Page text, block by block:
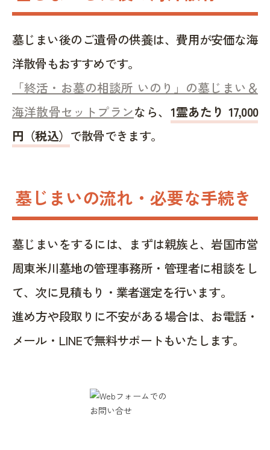
墓じまい後のご遺骨の供養は、費用が安価な海
洋散骨もおすすめです。
「終活・お墓の相談所 いのり」の墓じまい＆
海洋散骨セットプランなら、 1霊あたり 17,000
円（税込） で散骨できます。
墓じまいの流れ・必要な手続き
墓じまいをするには、まずは親族と、岩国市営
周東米川墓地の管理事務所・管理者に相談をし
て、次に見積もり・業者選定を行います。
進め方や段取りに不安がある場合は、お電話・
メール・LINEで無料サポートもいたします。